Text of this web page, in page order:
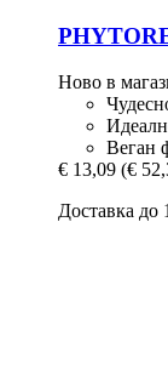
Ново в
Веган
€ 13,09 (€
Доставка до